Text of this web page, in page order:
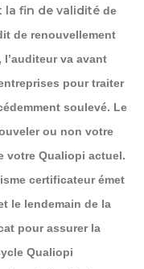
la fin de validité de
de renouvellement
va avant
pour traiter
soulevé. Le
ou non votre
votre Qualiopi actuel.
certificateur émet
le lendemain de la
pour assurer la
Qualiopi